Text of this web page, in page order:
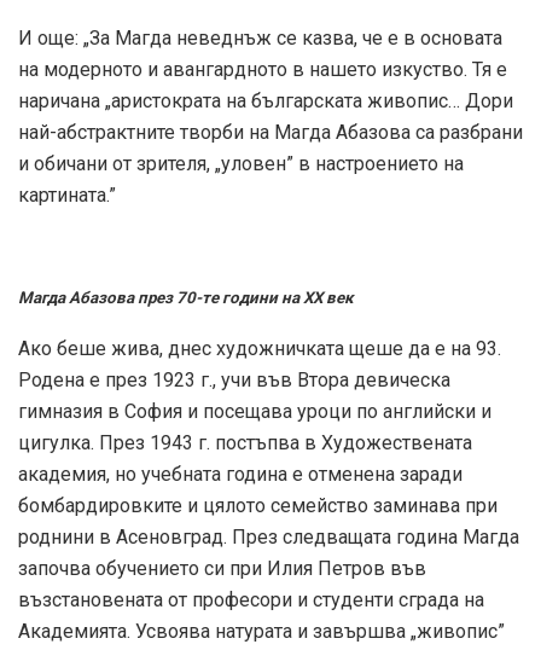
И още: „За Магда неведнъж се казва, че е в основата
на модерното и авангардното в нашето изкуство. Тя е
наричана „аристократа на българската живопис… Дори
най-абстрактните творби на Магда Абазова са разбрани
и обичани от зрителя, „уловен” в настроението на
картината.”
Магда Абазова през 70-те години на ХХ век
Ако беше жива, днес художничката щеше да е на 93.
Родена е през 1923 г., учи във Втора девическа
гимназия в София и посещава уроци по английски и
цигулка. През 1943 г. постъпва в Художествената
академия, но учебната година е отменена заради
бомбардировките и цялото семейство заминава при
роднини в Асеновград. През следващата година Магда
започва обучението си при Илия Петров във
възстановената от професори и студенти сграда на
Академията. Усвоява натурата и завършва „живопис”